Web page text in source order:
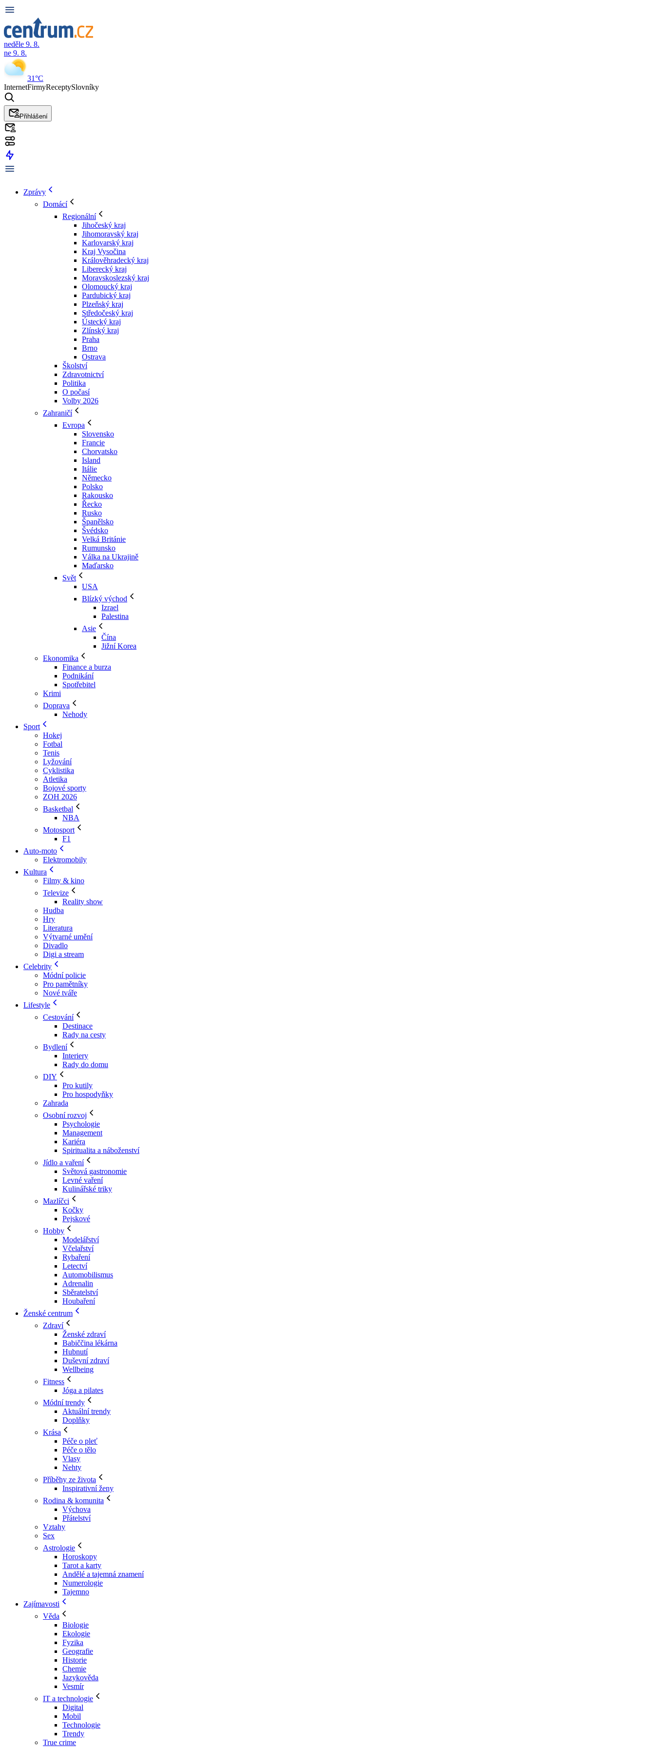
neděle 9. 8.
ne 9. 8.
31°C
InternetFirmyReceptySlovníky
Přihlášení
Zprávy
Domácí
Regionální
Jihočeský kraj
Jihomoravský kraj
Karlovarský kraj
Kraj Vysočina
Králověhradecký kraj
Liberecký kraj
Moravskoslezský kraj
Olomoucký kraj
Pardubický kraj
Plzeňský kraj
Středočeský kraj
Ústecký kraj
Zlínský kraj
Praha
Brno
Ostrava
Školství
Zdravotnictví
Politika
O počasí
Volby 2026
Zahraničí
Evropa
Slovensko
Francie
Chorvatsko
Island
Itálie
Německo
Polsko
Rakousko
Řecko
Rusko
Španělsko
Švédsko
Velká Británie
Rumunsko
Válka na Ukrajině
Maďarsko
Svět
USA
Blízký východ
Izrael
Palestina
Asie
Čína
Jižní Korea
Ekonomika
Finance a burza
Podnikání
Spotřebitel
Krimi
Doprava
Nehody
Sport
Hokej
Fotbal
Tenis
Lyžování
Cyklistika
Atletika
Bojové sporty
ZOH 2026
Basketbal
NBA
Motosport
F1
Auto-moto
Elektromobily
Kultura
Filmy & kino
Televize
Reality show
Hudba
Hry
Literatura
Výtvarné umění
Divadlo
Digi a stream
Celebrity
Módní policie
Pro pamětníky
Nové tváře
Lifestyle
Cestování
Destinace
Rady na cesty
Bydlení
Interiery
Rady do domu
DIY
Pro kutily
Pro hospodyňky
Zahrada
Osobní rozvoj
Psychologie
Management
Kariéra
Spiritualita a náboženství
Jídlo a vaření
Světová gastronomie
Levné vaření
Kulinářské triky
Mazlíčci
Kočky
Pejskové
Hobby
Modelářství
Včelařství
Rybaření
Letectví
Automobilismus
Adrenalin
Sběratelství
Houbaření
Ženské centrum
Zdraví
Ženské zdraví
Babiččina lékárna
Hubnutí
Duševní zdraví
Wellbeing
Fitness
Jóga a pilates
Módní trendy
Aktuální trendy
Doplňky
Krása
Péče o pleť
Péče o tělo
Vlasy
Nehty
Příběhy ze života
Inspirativní ženy
Rodina & komunita
Výchova
Přátelství
Vztahy
Sex
Astrologie
Horoskopy
Tarot a karty
Andělé a tajemná znamení
Numerologie
Tajemno
Zajímavosti
Věda
Biologie
Ekologie
Fyzika
Geografie
Historie
Chemie
Jazykověda
Vesmír
IT a technologie
Digital
Mobil
Technologie
Trendy
True crime